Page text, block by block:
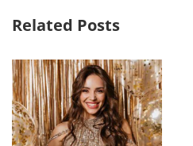
Related Posts